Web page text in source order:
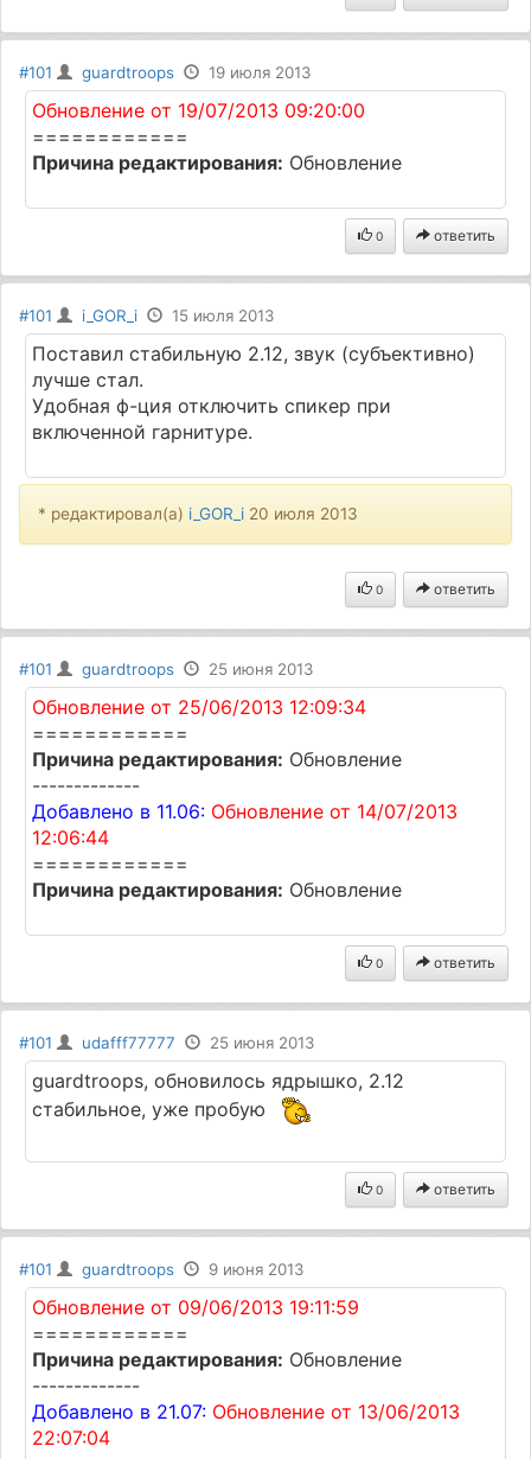
#101 guardtroops 19 июля 2013
Обновление от 19/07/2013 09:20:00
============
Причина редактирования: Обновление
0 ответить
#101 i_GOR_i 15 июля 2013
Поставил стабильную 2.12, звук (субъективно)
лучше стал.
Удобная ф-ция отключить спикер при
включенной гарнитуре.
* редактировал(а) i_GOR_i 20 июля 2013
0 ответить
#101 guardtroops 25 июня 2013
Обновление от 25/06/2013 12:09:34
============
Причина редактирования: Обновление
-------------
Добавлено в 11.06: Обновление от 14/07/2013
12:06:44
============
Причина редактирования: Обновление
0 ответить
#101 udafff77777 25 июня 2013
guardtroops, обновилось ядрышко, 2.12
стабильное, уже пробую
0 ответить
#101 guardtroops 9 июня 2013
Обновление от 09/06/2013 19:11:59
============
Причина редактирования: Обновление
-------------
Добавлено в 21.07: Обновление от 13/06/2013
22:07:04